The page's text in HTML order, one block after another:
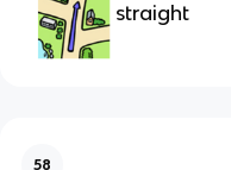
straight
58